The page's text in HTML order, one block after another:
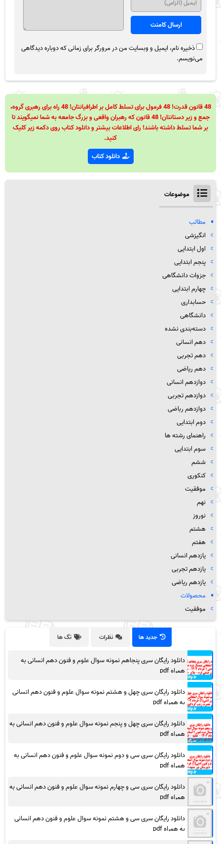
ذخیره نام، ایمیل و وبسایت من در مرورگر برای زمانی که دوباره دیدگاهی
می‌نویسم.
48 قانون قدرت! 48 فرمول برای تسلط کامل بر اطرافیانتان! 48 راه برای رهبری گروه،
جمع و زیر دستانتان! 48 قانون که رهبران واقعی و بزرگ جامعه به شما نمیگویند تا
بر شما تسلط داشته باشند! رای اطلاعات بیشتر و دانلود کتاب روی دکمه زیر کلیک
کنید.
دانلود کتاب
موضوعات
مطالب
انگیزشی
اول ابتدایی
پنجم ابتدایی
جزوات دانشگاهی
چهارم ابتدایی
حسابداری
دانشگاهی
دسته‌بندی نشده
دهم انسانی
دهم تجربی
دهم ریاضی
دوازدهم انسانی
دوازدهم تجربی
دوازدهم رباضی
دوم ابتدایی
راهنمای رشته ها
سوم ابتدایی
ششم
کنکوری
موفقیت
نهم
نوروز
هشتم
هفتم
یازدهم انسانی
یازدهم تجربی
یازدهم ریاضی
محصولات
موفقیت
جدید ها نظرات تگ ها
دانلود رایگان سری پنجاهم نمونه سوال علوم و فنون دهم انسانی به
همراه pdf
دانلود رایگان سری چهل و هشتم نمونه سوال علوم و فنون دهم انسانی
به همراه pdf
دانلود رایگان سری چهل و پنجم نمونه سوال علوم و فنون دهم انسانی به
همراه pdf
دانلود رایگان سری سی و دوم نمونه سوال علوم و فنون دهم انسانی به
همراه pdf
دانلود رایگان سری سی و چهارم نمونه سوال علوم و فنون دهم انسانی به
همراه pdf
دانلود رایگان سری سی و هشتم نمونه سوال علوم و فنون دهم انسانی
به همراه pdf